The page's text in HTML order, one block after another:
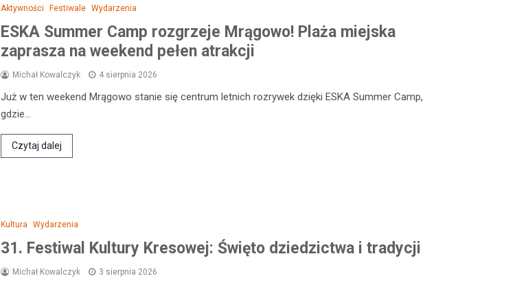
Aktywności Festiwale Wydarzenia
ESKA Summer Camp rozgrzeje Mrągowo! Plaża miejska
zaprasza na weekend pełen atrakcji
Michał Kowalczyk 4 sierpnia 2026
Już w ten weekend Mrągowo stanie się centrum letnich rozrywek dzięki ESKA Summer Camp,
gdzie…
Czytaj dalej
Kultura Wydarzenia
31. Festiwal Kultury Kresowej: Święto dziedzictwa i tradycji
Michał Kowalczyk 3 sierpnia 2026